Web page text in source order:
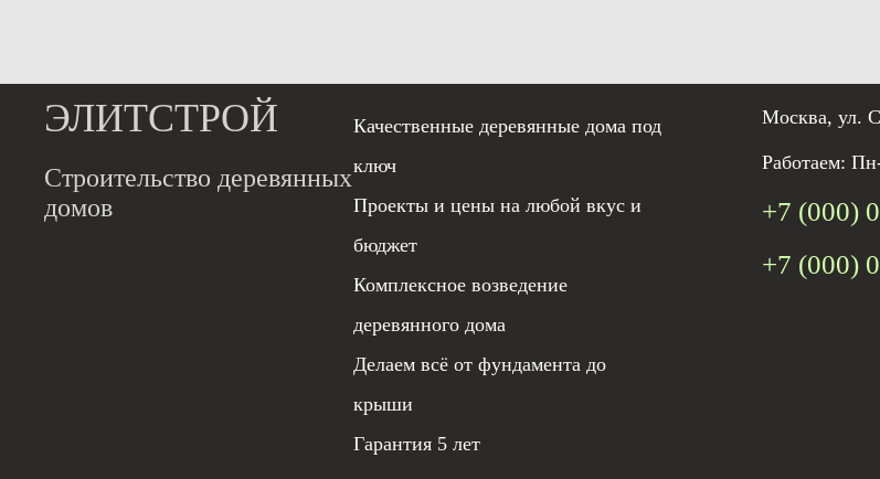
ЭЛИТСТРОЙ
Строительство деревянных
домов
Качественные деревянные дома под
ключ
Проекты и цены на любой вкус и
бюджет
Комплексное возведение
деревянного дома
Делаем всё от фундамента до
крыши
Гарантия 5 лет
Москва, ул.
Работаем:
+7 (000)
+7 (000)